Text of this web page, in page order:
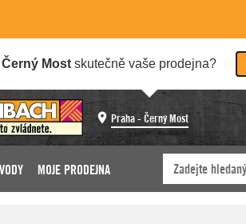
Černý Most skutečně vaše prodejna?
Praha - Černý Most
MOJE PRODEJNA